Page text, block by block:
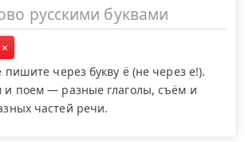
×
пишите через букву ё (не через е!).
поем — разные глаголы, съём и
частей речи.